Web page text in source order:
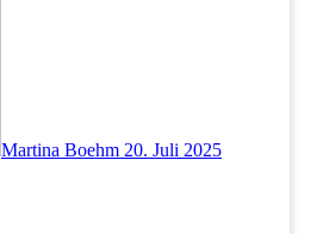
Martina Boehm 20. Juli 2025